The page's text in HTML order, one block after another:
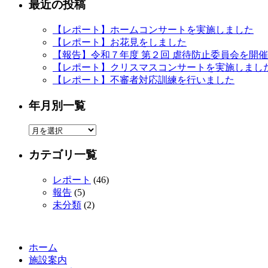
最近の投稿
【レポート】ホームコンサートを実施しました
【レポート】お花見をしました
【報告】令和７年度 第２回 虐待防止委員会を開
【レポート】クリスマスコンサートを実施しまし
【レポート】不審者対応訓練を行いました
年月別一覧
年
別
カテゴリ一覧
レポート (46)
報告 (5)
未分類 (2)
ホーム
施設案内